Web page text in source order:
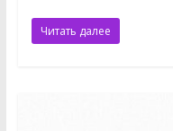
Читать далее